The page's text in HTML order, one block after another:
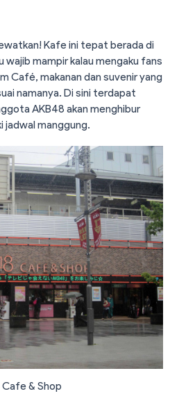
Kafe ini tepat berada di
mampir kalau mengaku fans
Café, makanan dan suvenir yang
namanya. Di sini terdapat
AKB48 akan menghibur
jadwal manggung.
& Shop